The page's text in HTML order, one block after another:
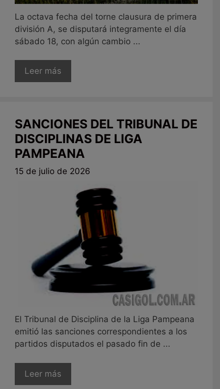
La octava fecha del torne clausura de primera
división A, se disputará integramente el día
sábado 18, con algún cambio ...
Leer más
SANCIONES DEL TRIBUNAL DE
DISCIPLINAS DE LIGA
PAMPEANA
15 de julio de 2026
El Tribunal de Disciplina de la Liga Pampeana
emitió las sanciones correspondientes a los
partidos disputados el pasado fin de ...
Leer más